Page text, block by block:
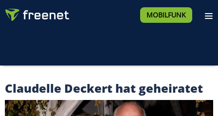
MOBILFUNK
Claudelle Deckert hat geheiratet